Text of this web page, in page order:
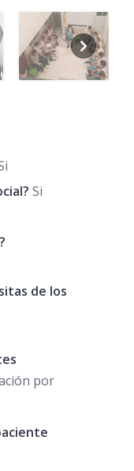
Si
de los
por